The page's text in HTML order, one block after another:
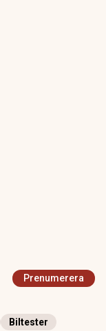
Prenumerera
Biltester